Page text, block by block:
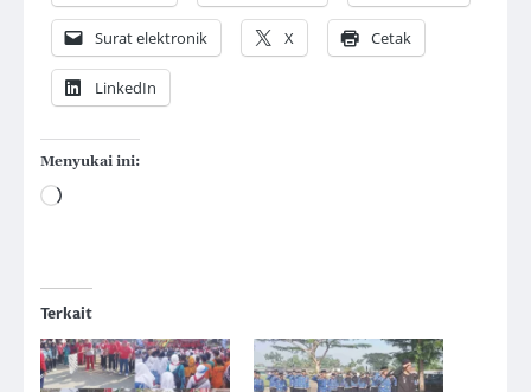
Surat elektronik X Cetak
LinkedIn
Menyukai ini:
Memuat...
Terkait